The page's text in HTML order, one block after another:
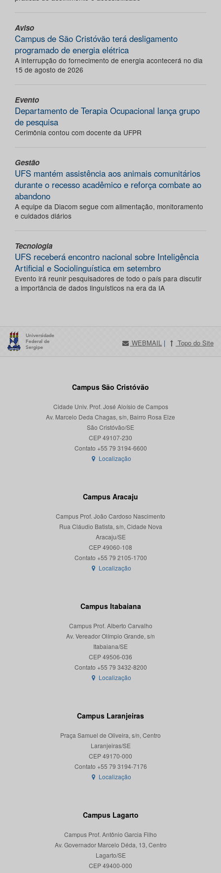
Aviso
Campus de São Cristóvão terá desligamento
programado de energia elétrica
A interrupção do fornecimento de energia acontecerá no dia
15 de agosto de 2026
Evento
Departamento de Terapia Ocupacional lança grupo
de pesquisa
Cerimônia contou com docente da UFPR
Gestão
UFS mantém assistência aos animais comunitários
durante o recesso acadêmico e reforça combate ao
abandono
A equipe da Diacom segue com alimentação, monitoramento
e cuidados diários
Tecnologia
UFS receberá encontro nacional sobre Inteligência
Artificial e Sociolinguística em setembro
Evento irá reunir pesquisadores de todo o país para discutir
a importância de dados linguísticos na era da IA
WEBMAIL | Topo do Site
Campus São Cristóvão
Cidade Univ. Prof. José Aloísio de Campos
Av. Marcelo Deda Chagas, s/n, Bairro Rosa Elze
São Cristóvão/SE
CEP 49107-230
Localização
Campus Aracaju
Campus Prof. João Cardoso Nascimento
Rua Cláudio Batista, s/n, Cidade Nova
Aracaju/SE
CEP 49060-108
Localização
Campus Itabaiana
Campus Prof. Alberto Carvalho
Av. Vereador Olímpio Grande, s/n
Itabaiana/SE
CEP 49506-036
Localização
Campus Laranjeiras
Praça Samuel de Oliveira, s/n, Centro
Laranjeiras/SE
CEP 49170-000
Localização
Campus Lagarto
Campus Prof. Antônio Garcia Filho
Av. Governador Marcelo Déda, 13, Centro
Lagarto/SE
CEP 49400-000